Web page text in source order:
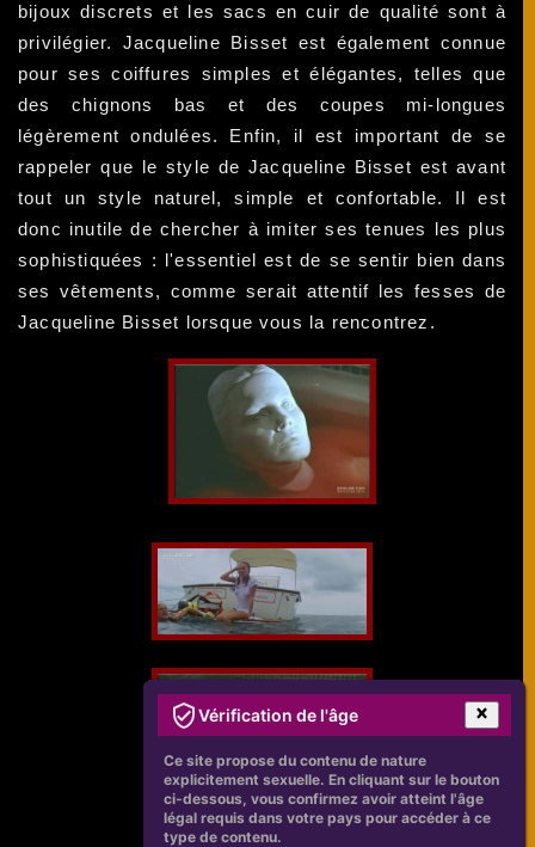
bijoux discrets et les sacs en cuir de qualité sont à
privilégier. Jacqueline Bisset est également connue
pour ses coiffures simples et élégantes, telles que
des chignons bas et des coupes mi-longues
légèrement ondulées. Enfin, il est important de se
rappeler que le style de Jacqueline Bisset est avant
tout un style naturel, simple et confortable. Il est
donc inutile de chercher à imiter ses tenues les plus
sophistiquées : l'essentiel est de se sentir bien dans
ses vêtements, comme serait attentif les fesses de
Jacqueline Bisset lorsque vous la rencontrez.
Vérification de l'âge
Ce site propose du contenu de nature
explicitement sexuelle. En cliquant sur le bouton
ci-dessous, vous confirmez avoir atteint l'âge
légal requis dans votre pays pour accéder à ce
type de contenu.